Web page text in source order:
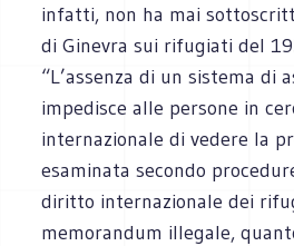
infatti, non ha mai
di Ginevra sui rifugiati del
“L’assenza di un sistema di
impedisce alle persone in
internazionale di vedere la
esaminata secondo
diritto internazionale dei
memorandum illegale,